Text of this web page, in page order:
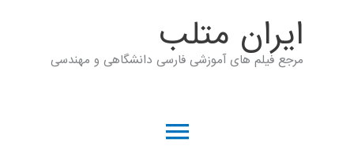
ايران متلب
مرجع فیلم های آموزشی فارسی دانشگاهی و مهندسی
فهرست